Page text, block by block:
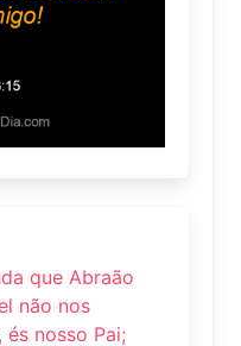
que Abraão
não nos
és nosso Pai;